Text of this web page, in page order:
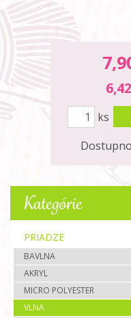
ks
Kategórie
PRIADZE
BAVLNA
AKRYL
MICRO POLYESTER
VLNA